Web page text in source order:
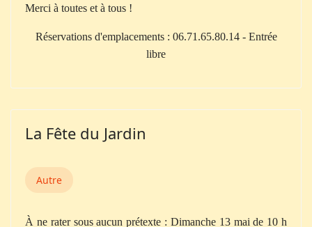
Merci à toutes et à tous !
Réservations d'emplacements : 06.71.65.80.14 - Entrée
libre
La Fête du Jardin
Autre
À ne rater sous aucun prétexte : Dimanche 13 mai de 10 h